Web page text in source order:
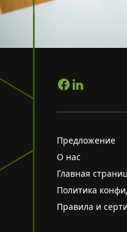
Предложение
О нас
Главная
Политика
Правила и